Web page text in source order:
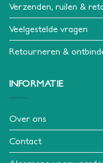
Verzenden, ruilen &
Veelgestelde vragen
Retourneren &
INFORMATIE
Over ons
Contact